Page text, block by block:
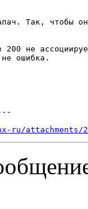
Так, чтобы
не
ошибка.
attachments/